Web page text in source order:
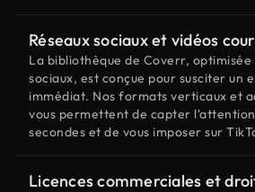
Réseaux sociaux et vidéos
La bibliothèque de Coverr, optimisée
sociaux, est conçue pour susciter un
immédiat. Nos formats verticaux et
vous permettent de capter
secondes et de vous imposer sur
Licences commerciales et